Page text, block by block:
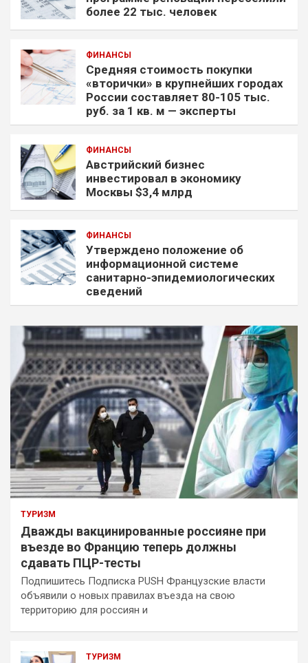
более 22 тыс. человек
ФИНАНСЫ
Средняя стоимость покупки
«вторички» в крупнейших городах
России составляет 80-105 тыс.
руб. за 1 кв. м — эксперты
ФИНАНСЫ
Австрийский бизнес
инвестировал в экономику
Москвы $3,4 млрд
ФИНАНСЫ
Утверждено положение об
информационной системе
санитарно-эпидемиологических
сведений
ТУРИЗМ
Дважды вакцинированные россияне при
въезде во Францию теперь должны
сдавать ПЦР-тесты
Подпишитесь Подписка PUSH Французские власти
объявили о новых правилах въезда на свою
территорию для россиян и
ТУРИЗМ